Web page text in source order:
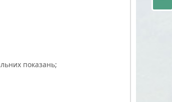
показань;